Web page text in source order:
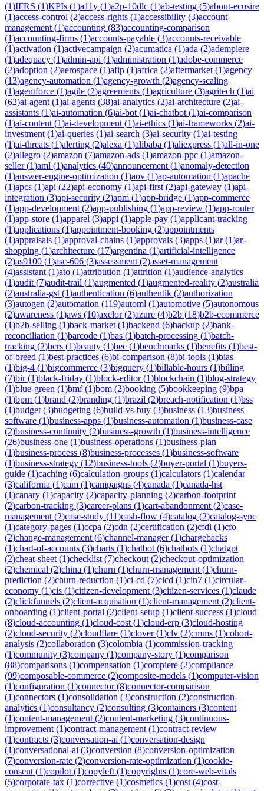
(1)IFRS (1)KPIs (1)a11y (1)a2p-10dlc (1)ab-testing (5)about-ecosire
(1)access-control (2)access-rights (1)accessibility (3)account-
management (1)accounting (83)accounting-comparison
(1)accounting-firms (1)accounts-payable (3)accounts-receivable
(1)activation (1)activecampaign (2)acumatica (1)ada (2)adempiere
(1)adequacy (1)admin-api (1)administration (1)adobe-commerce
(2)adoption (2)aerospace (1)afip (1)africa (2)aftermarket (1)agency
(13)agency-automation (1)agency-growth (2)agency-scaling
(1)agentforce (1)agile (2)agreements (1)agriculture (3)agritech (1)ai
(62)ai-agent (1)ai-agents (38)ai-analytics (2)ai-architecture (2)ai-
assistants (1)ai-automation (6)ai-bot (1)ai-chatbot (1)ai-comparison
(1)ai-content (1)ai-development (1)ai-ethics (1)ai-frameworks (2)ai-
investment (1)ai-queries (1)ai-search (3)ai-security (1)ai-testing
(1)ai-threats (1)alerting (2)alexa (1)alibaba (1)aliexpress (1)all-in-one
(2)allegro (2)amazon (7)amazon-ads (1)amazon-ppc (1)amazon-
seller(1)aml (1)analytics (40)announcement (1)anomaly-detection
(1)answer-engine-optimization (1)aov (1)ap-automation (1)apache
(1)apcs (1)api (22)api-economy (1)api-first (2)api-gateway (1)api-
integration (3)api-security (2)apm (1)app-bridge (1)app-commerce
(1)app-development (2)app-publishing (1)app-review (1)app-router
(1)app-store (1)apparel (3)appi (1)apple-pay (1)applicant-tracking
(1)applications (1)appointment-booking (2)appointments
(1)appraisals (1)approval-chains (1)approvals (3)apps (1)ar(1)ar-
shopping (1)architecture (17)argentina (1)artificial-intelligence
(2)as9100 (1)asc-606 (3)assessment (2)asset-management
(4)assistant (1)ato (1)attribution (1)attrition (1)audience-analytics
(1)audit (7)audit-trail (1)augmented (1)augmented-reality (2)australia
(2)australia-gst (1)authentication (6)authentik (2)authorization
(3)autogen (2)automation (119)automl (1)automotive (5)autonomous
(2)awareness (1)aws (10)axelor(2)azure (4)b2b (18)b2b-ecommerce
(1)b2b-selling (1)back-market (1)backend (6)backup (2)bank-
reconciliation (1)barcode (1)bas (1)batch-processing (1)batch-
tracking (2)bcrs (1)beauty (1)bee (1)benchmarks (1)benefits (1)best-
of-breed (1)best-practices (6)bi-comparison (8)bi-tools (1)bias
(1)big-4 (1)bigcommerce (3)bigquery (1)billable-hours (1)billing
(7)bir(1)black-friday (1)block-editor(1)blockchain (1)blog-strategy
(1)blue-green (1)bmf(1)bom (2)booking (5)bookkeeping (9)bpa
(1)bpm (1)brand (2)branding (1)brazil (2)breach-notification (1)bss
(1)budget (3)budgeting (6)build-vs-buy (3)business (13)business
software (1)business-apps (1)business-automation (1)business-case
(2)business-continuity (2)business-growth (1)business-intelligence
(26)business-one (1)business-operations (1)business-plan
(1)business-process (8)business-processes (1)business-software
(1)business-strategy (12)business-tools (2)buyer-portal (1)buyers-
guide (1)caching (6)calculation-groups (1)calculators (1)calendar
(3)california (1)cam (1)campaigns (4)canada (1)canada-hst
(1)canary (1)capacity (2)capacity-planning (2)carbon-footprint
(2)carbon-tracking (3)career-plans (1)cart-abandonment (2)case-
management (2)case-study (11)cash-flow (4)catalog (2)catalog-sync
(1)category-pages (1)ccpa (2)cdn (2)certification (2)cfdi (1)cfo
(2)change-management (6)channel-manager(1)chargebacks
(1)chart-of-accounts (3)charts (1)chatbot (6)chatbots (1)chatgpt
(2)cheat-sheet (1)checklist (7)checkout (2)checkout-optimization
(2)chemical (2)china (1)churn (1)churn-management (1)churn-
prediction (2)churn-reduction (1)ci-cd (7)cicd (1)cin7 (1)circular-
economy (1)cis (1)citizen-development (3)citizen-services (1)claude
(2)clickfunnels (2)client-acquisition (1)client-management (2)client-
onboarding (1)client-portal (2)client-setup (1)client-success (1)cloud
(8)cloud-accounting (1)cloud-cost (1)cloud-erp (3)cloud-hosting
(2)cloud-security (2)cloudflare (1)clover(1)clv (2)cmms (1)cohort-
analysis (2)collaboration (3)colombia (1)commission-tracking
(1)community (3)company (1)company-story (1)comparison
(88)comparisons (1)compensation (1)compiere (2)compliance
(99)composable-commerce (2)composite-models (1)computer-vision
(1)configuration (1)connector(8)connector-comparison
(1)connectors (1)consolidation (3)construction (2)construction-
analytics (1)consultancy (2)consulting (3)containers (3)content
(1)content-management (2)content-marketing (3)continuous-
improvement (1)contract-management (1)contract-review
(1)contracts (3)conversation-ai (1)conversation-design
(1)conversational-ai (3)conversion (8)conversion-optimization
(7)conversion-rate (2)conversion-rate-optimization (1)cookie-
consent (1)copilot (1)copyleft (1)copyrights (1)core-web-vitals
(5)corporate-tax (1)corrective (1)cosmetics (1)cost (4)cost-